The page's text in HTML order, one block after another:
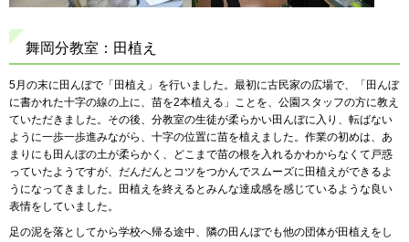
舞岡分教室：田植え
5月の末に田んぼで「田植え」を行いました。最初に古民家の広場で、「田んぼ
に書かれた十字の線の上に、苗を2本植える」ことを、公園スタッフの方に教え
ていただきました。その後、分教室の生徒が柔らかい田んぼに入り、転ばない
ように一歩一歩進みながら、十字の位置に苗を植えました。作業の初めは、あ
まりにも田んぼの土が柔らかく、どこまで苗の根を入れるかわからなくて戸惑
っていたようですが、だんだんとコツをつかんでスムーズに田植えができるよ
うになってきました。田植えを終えるとみんな達成感を感じているような良い
表情をしていました。
足の泥を落としてから学校へ帰る途中、隣の田んぼでも他の団体が田植えをし